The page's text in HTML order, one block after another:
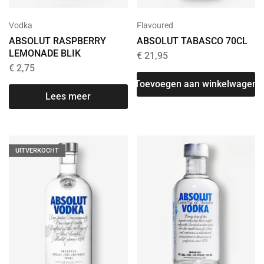
Vodka
ABSOLUT RASPBERRY
LEMONADE BLIK
€ 2,75
Lees meer
Flavoured
ABSOLUT TABASCO 70CL
€21,95
Toevoegen aan winkelwagen
UITVERKOCHT